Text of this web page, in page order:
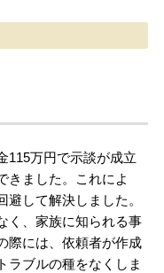
115万円で示談が成立
きました。これによ
して解決しました。
く、家族に知られる事
際には、依頼者が作成
ラブルの種をなくしま